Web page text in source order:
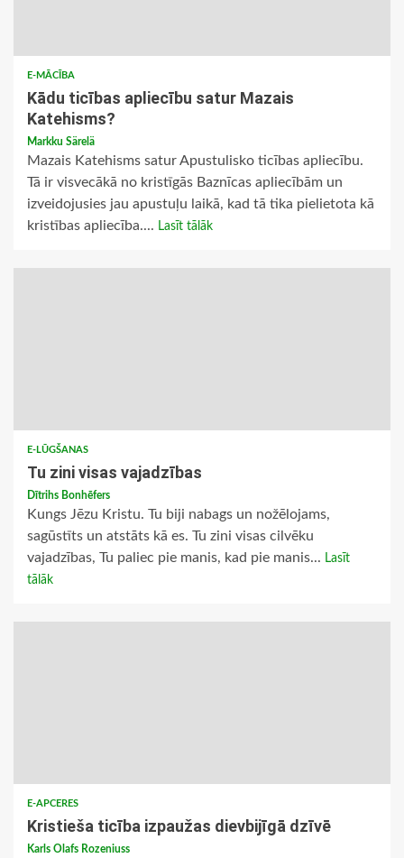
E-MĀCĪBA
Kādu ticības apliecību satur Mazais
Katehisms?
Markku Särelä
Mazais Katehisms satur Apustulisko ticības apliecību.
Tā ir visvecākā no kristīgās Baznīcas apliecībām un
izveidojusies jau apustuļu laikā, kad tā tika pielietota kā
kristības apliecība.... Lasīt tālāk
E-LŪGŠANAS
Tu zini visas vajadzības
Dītrihs Bonhēfers
Kungs Jēzu Kristu. Tu biji nabags un nožēlojams,
sagūstīts un atstāts kā es. Tu zini visas cilvēku
vajadzības, Tu paliec pie manis, kad pie manis... Lasīt
tālāk
E-APCERES
Kristieša ticība izpaužas dievbijīgā dzīvē
Karls Olafs Rozeniuss